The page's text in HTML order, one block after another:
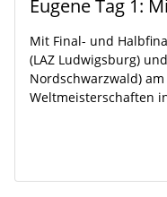
Mit Final- und
(LAZ Ludwigsburg)
Nordschwarzwald)
Weltmeisterschaften